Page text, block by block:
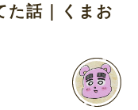
た話｜くまお